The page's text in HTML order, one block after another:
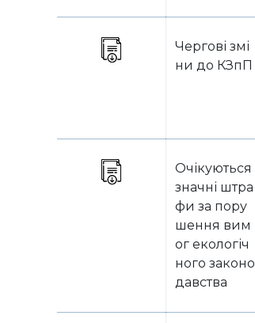
Чергові змі
ни до КЗпП
Очікуються
значні штра
фи за пору
шення вим
ог екологіч
ного законо
давства